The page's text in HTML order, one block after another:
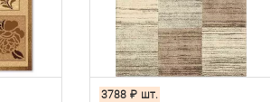
3788 ₽ шт.